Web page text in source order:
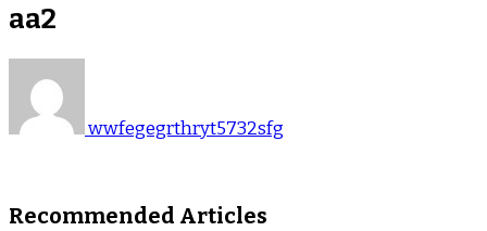
aa2
wwfegegrthryt5732sfg
Recommended Articles